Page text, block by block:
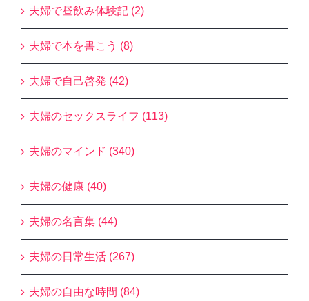
夫婦で昼飲み体験記 (2)
夫婦で本を書こう (8)
夫婦で自己啓発 (42)
夫婦のセックスライフ (113)
夫婦のマインド (340)
夫婦の健康 (40)
夫婦の名言集 (44)
夫婦の日常生活 (267)
夫婦の自由な時間 (84)